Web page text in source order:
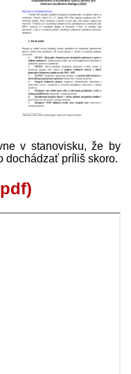
v stanovisku, že by
dochádzať príliš skoro.